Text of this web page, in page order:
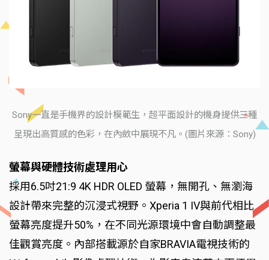
Sony一直是手機界的設計模範生，超平面設計的機身提供三種
呈現出高質感的色彩，在內斂中展現不凡。(圖片來源：Sony)
螢幕與硬體技術處理用心
採用6.5吋21:9 4K HDR OLED 螢幕，無開孔、無瀏海
設計帶來完整的沉浸式視野。Xperia 1 IV與前代相比
螢幕亮度提升50%，在不同光源環境中會自動調整最
佳觀賞亮度。內部搭載源於自家BRAVIA電視技術的